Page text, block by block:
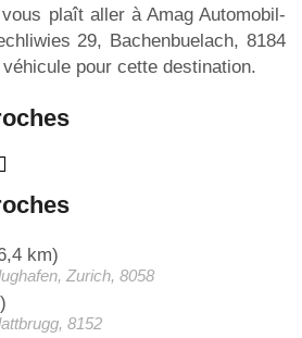
plaît aller à Amag Automobil-
29, Bachenbuelach, 8184
pour cette destination.
km)
Zurich, 8058
8152